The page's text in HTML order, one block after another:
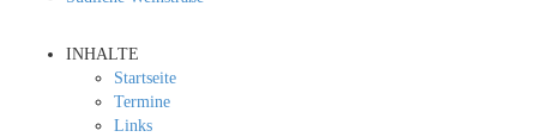
INHALTE
Startseite
Termine
Links